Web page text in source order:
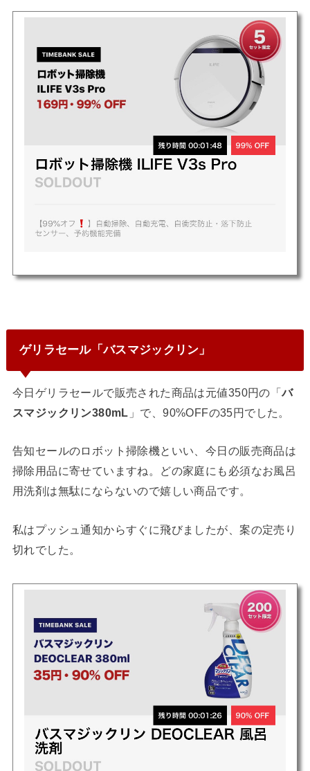
ゲリラセール「バスマジックリン」
今日ゲリラセールで販売された商品は元値350円の「バ
スマジックリン380mL 」で、90%OFFの35円でした。
告知セールのロボット掃除機といい、今日の販売商品は
掃除用品に寄せていますね。どの家庭にも必須なお風呂
用洗剤は無駄にならないので嬉しい商品です。
私はプッシュ通知からすぐに飛びましたが、案の定売り
切れでした。